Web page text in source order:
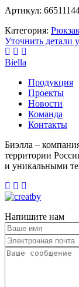
Артикул:
Категория:
Уточнить детали
Biella
Продукция
Проекты
Новости
Команда
Контакты
Биэлла –
территории
и уникальными
Напишите нам